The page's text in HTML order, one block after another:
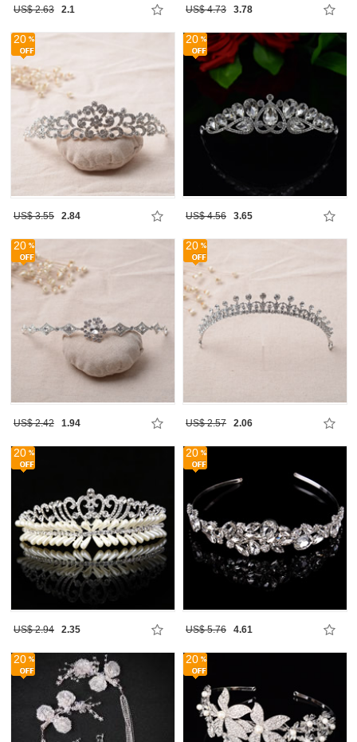
US$ 2.63 2.1 US$ 4.73 3.78
20
US$ 3.55 2.84
20
US$ 4.56 3.65
20
US$ 2.42 1.94
20
US$ 2.57 2.06
20
US$ 2.94 2.35
20
US$ 5.76 4.61
20 20